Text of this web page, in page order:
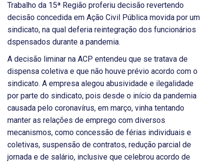
Trabalho da 15ª Região proferiu decisão revertendo
decisão concedida em Ação Civil Pública movida por um
sindicato, na qual deferia reintegração dos funcionários
dspensados durante a pandemia.
A decisão liminar na ACP entendeu que se tratava de
dispensa coletiva e que não houve prévio acordo com o
sindicato. A empresa alegou abusividade e ilegalidade
por parte do sindicato, pois desde o início da pandemia
causada pelo coronavírus, em março, vinha tentando
manter as relações de emprego com diversos
mecanismos, como concessão de férias individuais e
coletivas, suspensão de contratos, redução parcial de
jornada e de salário, inclusive que celebrou acordo de